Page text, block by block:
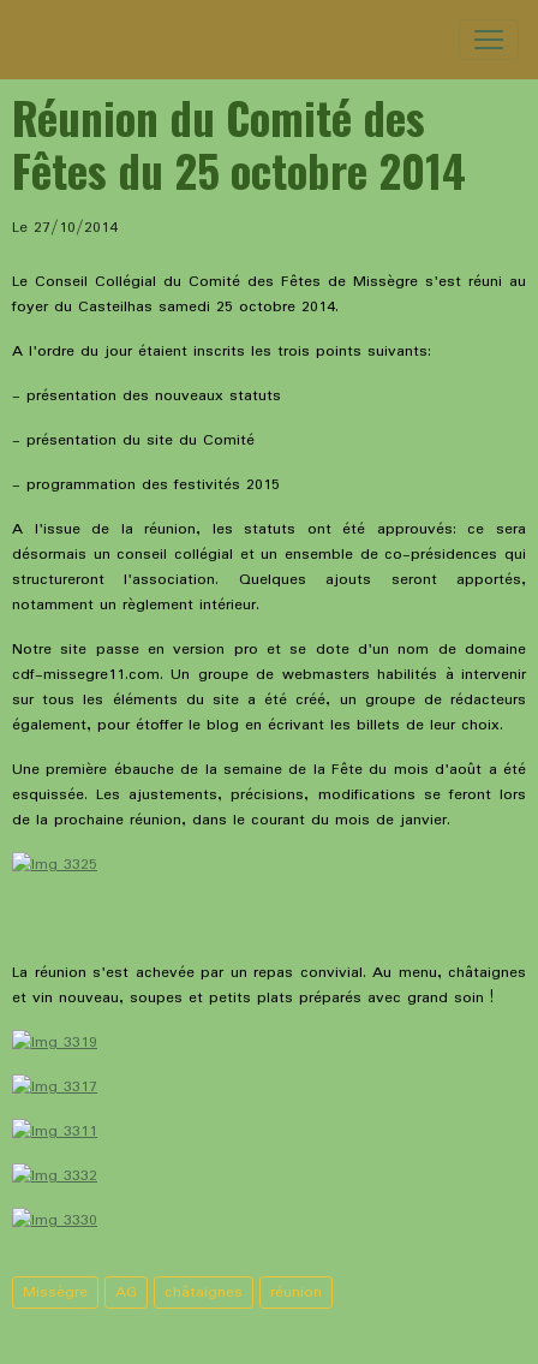
Réunion du Comité des
Fêtes du 25 octobre 2014
Le 27/10/2014
Le Conseil Collégial du Comité des Fêtes de Missègre s'est réuni au
foyer du Casteilhas samedi 25 octobre 2014.
A l'ordre du jour étaient inscrits les trois points suivants:
- présentation des nouveaux statuts
- présentation du site du Comité
- programmation des festivités 2015
A l'issue de la réunion, les statuts ont été approuvés: ce sera
désormais un conseil collégial et un ensemble de co-présidences qui
structureront l'association. Quelques ajouts seront apportés,
notamment un règlement intérieur.
Notre site passe en version pro et se dote d'un nom de domaine
cdf-missegre11.com. Un groupe de webmasters habilités à intervenir
sur tous les éléments du site a été créé, un groupe de rédacteurs
également, pour étoffer le blog en écrivant les billets de leur choix.
Une première ébauche de la semaine de la Fête du mois d'août a été
esquissée. Les ajustements, précisions, modifications se feront lors
de la prochaine réunion, dans le courant du mois de janvier.
La réunion s'est achevée par un repas convivial. Au menu, châtaignes
et vin nouveau, soupes et petits plats préparés avec grand soin !
Missègre AG châtaignes réunion